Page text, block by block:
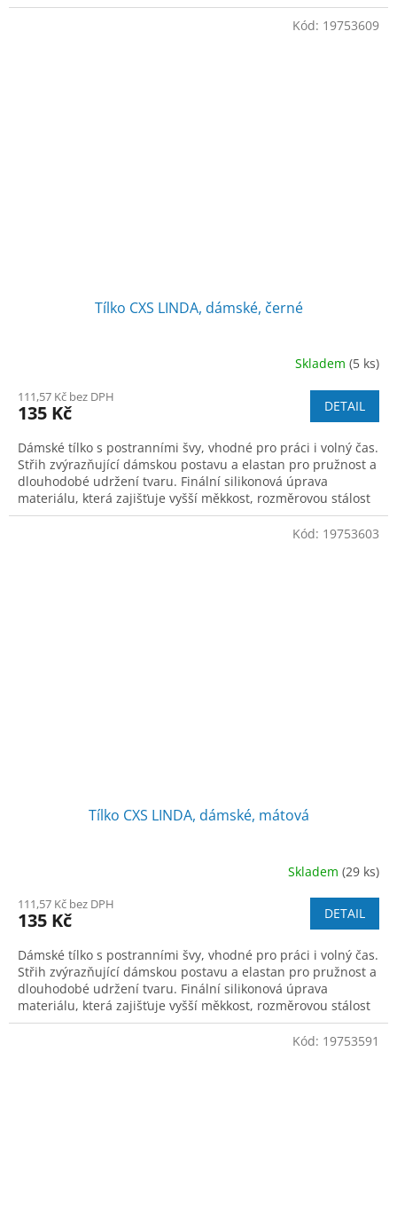
Tílko CXS LINDA, dámské, černé
Skladem (5 ks)
111,57 Kč bez DPH
135 Kč DETAIL
Dámské tílko s postranními švy, vhodné pro práci i volný čas.
Střih zvýrazňující dámskou postavu a elastan pro pružnost a
dlouhodobé udržení tvaru. Finální silikonová úprava
materiálu, která zajišťuje vyšší měkkost, rozměrovou stálost
a omezuje žmolk
Kód: 19753609
Tílko CXS LINDA, dámské, mátová
Skladem (29 ks)
111,57 Kč bez DPH
135 Kč DETAIL
Dámské tílko s postranními švy, vhodné pro práci i volný čas.
Střih zvýrazňující dámskou postavu a elastan pro pružnost a
dlouhodobé udržení tvaru. Finální silikonová úprava
materiálu, která zajišťuje vyšší měkkost, rozměrovou stálost
a omezuje žmolk
Kód: 19753603
Kód: 19753591